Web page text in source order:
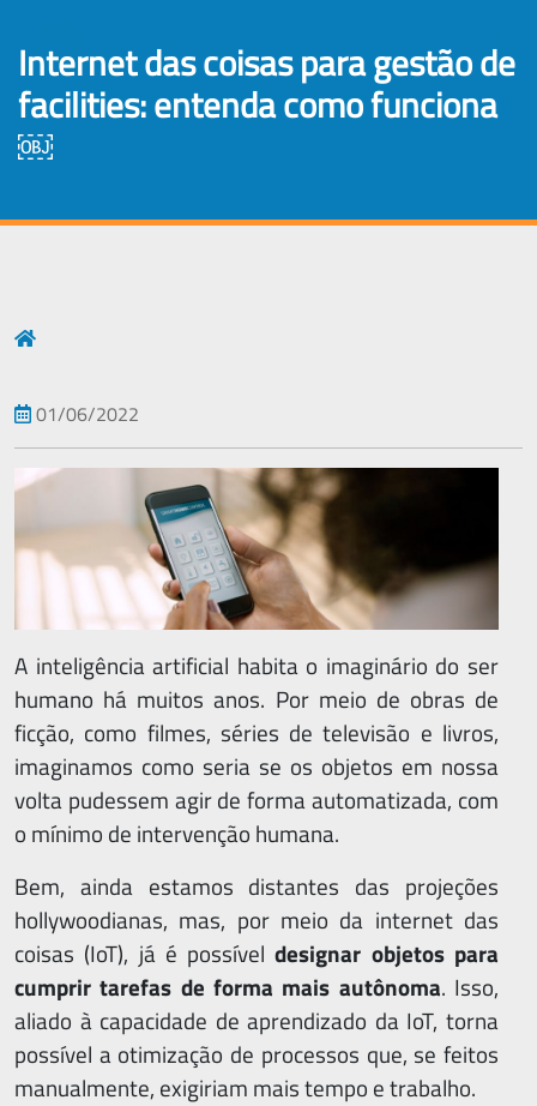
×
internet das coisas para gestão de
facilities: entenda como funciona
￼
01/06/2022
A inteligência artificial habita o imaginário do ser
humano há muitos anos. Por meio de obras de
ficção, como filmes, séries de televisão e livros,
imaginamos como seria se os objetos em nossa
volta pudessem agir de forma automatizada, com
o mínimo de intervenção humana.
Bem, ainda estamos distantes das projeções
hollywoodianas, mas, por meio da internet das
coisas (IoT), já é possível designar objetos para
cumprir tarefas de forma mais autônoma. Isso,
aliado à capacidade de aprendizado da IoT, torna
possível a otimização de processos que, se feitos
manualmente, exigiriam mais tempo e trabalho.